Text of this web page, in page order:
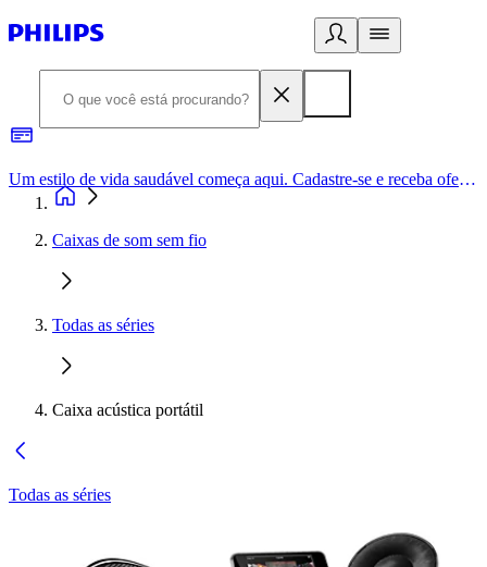
Um estilo de vida saudável começa aqui. Cadastre-se e receba ofertas exclusivas.
Caixas de som sem fio
Todas as séries
Caixa acústica portátil
Todas as séries